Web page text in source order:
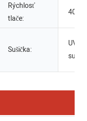
Rýchlosť
tlače:
4000
Sušička:
UV